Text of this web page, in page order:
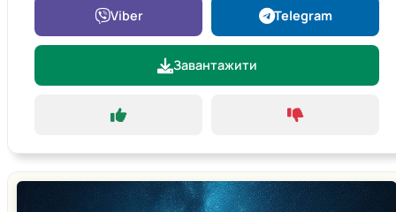
Viber Telegram
Завантажити